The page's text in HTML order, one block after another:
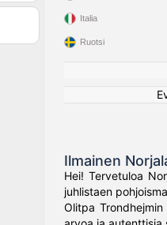
Italia
Ruotsi
Ilmainen
Hei! Tervetuloa
juhlistaen
Olitpa